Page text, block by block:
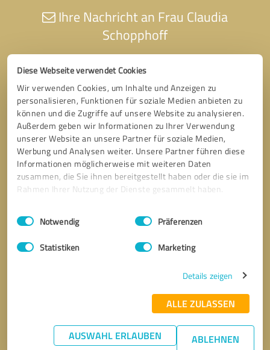
Diese Webseite verwendet Cookies
Wir verwenden Cookies, um Inhalte und Anzeigen zu
personalisieren, Funktionen für soziale Medien anbieten zu
können und die Zugriffe auf unsere Website zu analysieren.
Außerdem geben wir Informationen zu Ihrer Verwendung
unserer Website an unsere Partner für soziale Medien,
Werbung und Analysen weiter. Unsere Partner führen diese
Informationen möglicherweise mit weiteren Daten
zusammen, die Sie ihnen bereitgestellt haben oder die sie im
Rahmen Ihrer Nutzung der Dienste gesammelt haben.
Impressum Datenschutzbestimmungen
Einwilligungsauswahl
Notwendig Präferenzen
Statistiken Marketing
Details zeigen
ALLE ZULASSEN
AUSWAHL ERLAUBEN ABLEHNEN
Ihre Nachricht an Frau Claudia
Schopphoff
* Erforderliche Angaben
Nachricht senden